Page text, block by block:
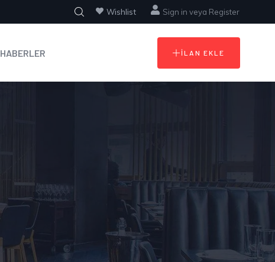
Wishlist Sign in veya Register
HABERLER İLAN EKLE